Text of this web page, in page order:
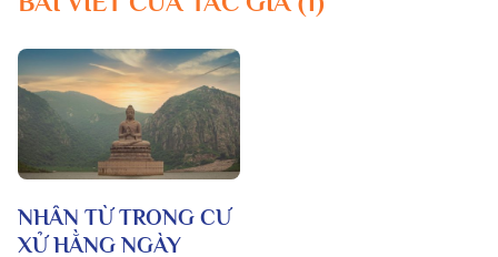
NHÂN TỪ TRONG CƯ
XỬ HẰNG NGÀY